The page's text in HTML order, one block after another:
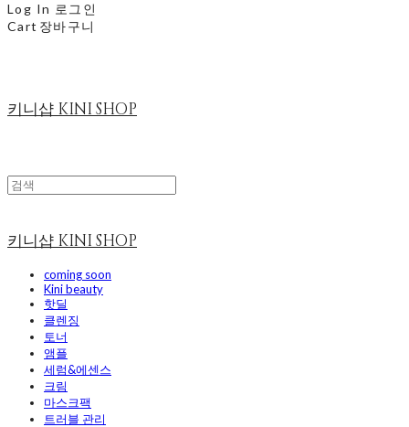
Log In 로그인
Cart 장바구니
키니샵 KINI SHOP
키니샵 KINI SHOP
coming soon
Kini beauty
핫딜
클렌징
토너
앰플
세럼&에센스
크림
마스크팩
트러블 관리